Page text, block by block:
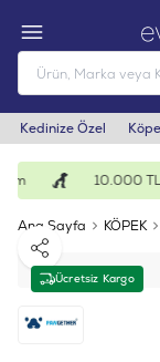
Kedinize Özel
10.000 TL
Ana Sayfa KÖPEK
Ücretsiz Kargo
Paylaş